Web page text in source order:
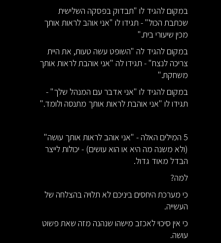
במקום להגיד לו "תבדוק בפסקה השלישית
שכתבת הכול" - תגידו לו "אני אוהב לראות אותך
מכין שיעורי בית."
במקום להגיד לה "השופט עשה טעות, את היית
צריכה לנצח" - תגידו לה "אני אוהבת לראות אותך
משחקת."
במקום להגיד לו "אני אדבר עם המנהל שלך" -
תגידו לו "אני אוהבת לראות אותך מתנסה ולומד."
5 המילים האלה - "אני אוהב לראות אותך עושה"
(ולא משנה מה היא או הוא עושים) - יכולות לייצר
הבדל מאוד גדול.
למה?
כי מערכת היחסים ביניכם לא תלויה בהצלחה של
העשייה.
כי אין סיכוי לאכזב מישהו שנהנה מזה שאת פשוט
עושה.